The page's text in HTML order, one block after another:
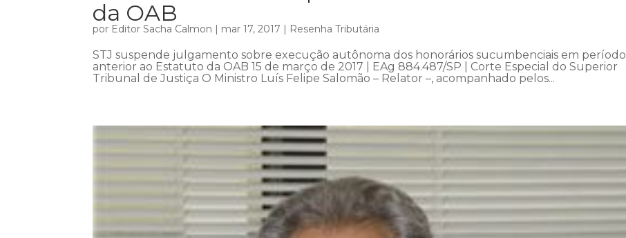
da OAB
por Editor Sacha Calmon | mar 17, 2017 | Resenha Tributária
STJ suspende julgamento sobre execução autônoma dos honorários sucumbenciais em período
anterior ao Estatuto da OAB 15 de março de 2017 | EAg 884.487/SP | Corte Especial do Superior
Tribunal de Justiça O Ministro Luís Felipe Salomão – Relator –, acompanhado pelos...